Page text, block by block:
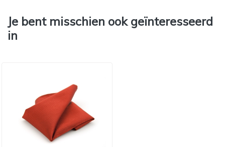
Je bent misschien ook geïnteresseerd
in